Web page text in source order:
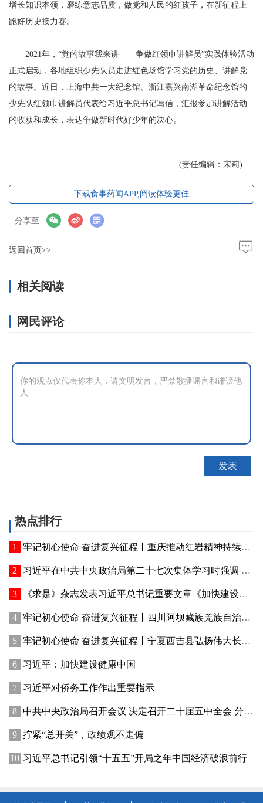
增长知识本领，磨练意志品质，做党和人民的红孩子，在新征程上
跑好历史接力赛。
2021年，“党的故事我来讲——争做红领巾讲解员”实践体验活动
正式启动，各地组织少先队员走进红色场馆学习党的历史、讲解党
的故事。近日，上海中共一大纪念馆、浙江嘉兴南湖革命纪念馆的
少先队红领巾讲解员代表给习近平总书记写信，汇报参加讲解活动
的收获和成长，表达争做新时代好少年的决心。
(责任编辑：宋莉)
下载食事药闻APP,阅读体验更佳
分享至
返回首页>>
相关阅读
网民评论
热点排行
牢记初心使命 奋进复兴征程丨重庆推动红岩精神持续焕发新的时代光芒 红岩丹心向阳开
习近平在中共中央政治局第二十七次集体学习时强调 强化政治引领 深化创新发展 高质量推进国防和军队现代化
《求是》杂志发表习近平总书记重要文章《加快建设健康中国》
牢记初心使命 奋进复兴征程丨四川阿坝藏族羌族自治州赓续红色血脉、厚植生态优势—— 红色旅游火 高原绿意浓
牢记初心使命 奋进复兴征程丨宁夏西吉县弘扬伟大长征精神——讲好红色故事发展乡村产业
习近平：加快建设健康中国
习近平对侨务工作作出重要指示
中共中央政治局召开会议 决定召开二十届五中全会 分析研究当前经济形势和经济工作 中共中央总书记习近平主持会议
拧紧“总开关”，政绩观不走偏
习近平总书记引领“十五五”开局之年中国经济破浪前行